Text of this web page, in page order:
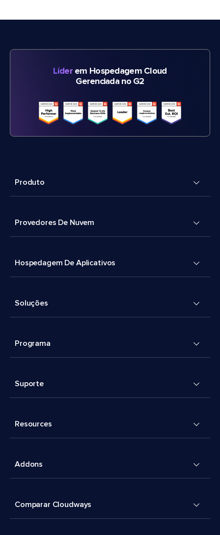
Líderem Hospedagem Cloud
Gerenciada no G2
Produto
Provedores De Nuvem
Hospedagem De Aplicativos
Soluções
Programa
Suporte
Resources
Addons
Comparar Cloudways